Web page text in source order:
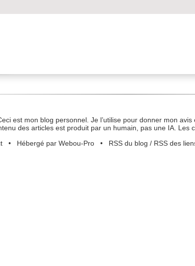
est mon blog personnel. Je l’utilise pour donner mon
des articles est produit par un humain, pas une IA. Les
• Hébergé par Webou-Pro• RSS du blog / RSS des